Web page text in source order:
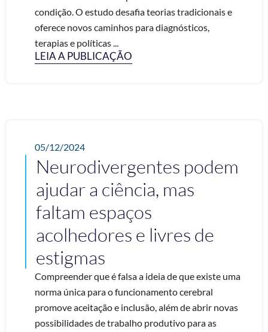
condição. O estudo desafia teorias tradicionais e
oferece novos caminhos para diagnósticos,
terapias e políticas ...
LEIA A PUBLICAÇÃO
05/12/2024
Neurodivergentes podem
ajudar a ciência, mas
faltam espaços
acolhedores e livres de
estigmas
Compreender que é falsa a ideia de que existe uma
norma única para o funcionamento cerebral
promove aceitação e inclusão, além de abrir novas
possibilidades de trabalho produtivo para as